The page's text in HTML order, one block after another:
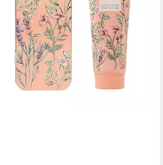
Honey
16,25 €
(162,50 €/ 1 l)
lieferbar - in 6-8 Werktagen bei dir